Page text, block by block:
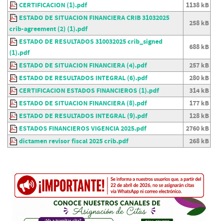
CERTIFICACION (1).pdf
1138 kB
ESTADO DE SITUACION FINANCIERA CRIB 31032025
crib-agreement (2) (1).pdf
258 kB
ESTADO DE RESULTADOS 310032025 crib_signed
(1).pdf
688 kB
ESTADO DE SITUACION FINANCIERA (4).pdf
257 kB
ESTADO DE RESULTADOS INTEGRAL (6).pdf
280 kB
CERTIFICACION ESTADOS FINANCIEROS (1).pdf
314 kB
ESTADO DE SITUACION FINANCIERA (8).pdf
177 kB
ESTADO DE RESULTADOS INTEGRAL (9).pdf
128 kB
ESTADOS FINANCIEROS VIGENCIA 2025.pdf
2760 kB
dictamen revisor fiscal 2025 crib.pdf
268 kB